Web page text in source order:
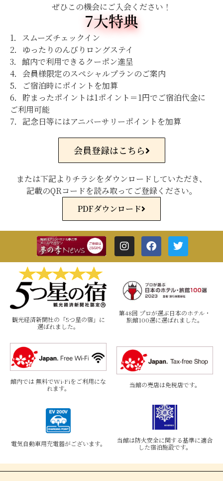
ぜひこの機会にご入会ください！
7大特典
1．スムーズチェックイン
2．ゆったりのんびりロングステイ
3．館内で利用できるクーポン進呈
4．会員様限定のスペシャルプランのご案内
5．ご宿泊時にポイントを加算
6．貯まったポイントは1ポイント＝1円でご宿泊代金に
ご利用可能
7．記念日等にはアニバーサリーポイントを加算
会員登録はこちら
または下記よりチラシをダウンロードしていただき、
記載のQRコードを読み取ってご登録ください。
PDFダウンロード
観光経済新聞社の「5つ星の宿」に
選ばれました。
第48回 プロが選ぶ日本のホテル・
旅館100選に選ばれました。
館内では 無料でWi-Fiをご利用にな
れます。
当館の売店は免税店です。
電気自動車用充電器がございます。
当館は防火安全に関する基準に適合
した宿泊施設です。